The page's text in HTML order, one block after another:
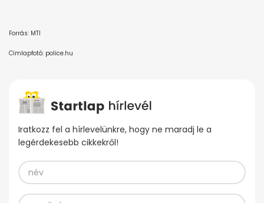
Forrás: MTI
Címlapfotó: police.hu
Iratkozz fel a hírlevelünkre, hogy ne maradj le a
legérdekesebb cikkekről!